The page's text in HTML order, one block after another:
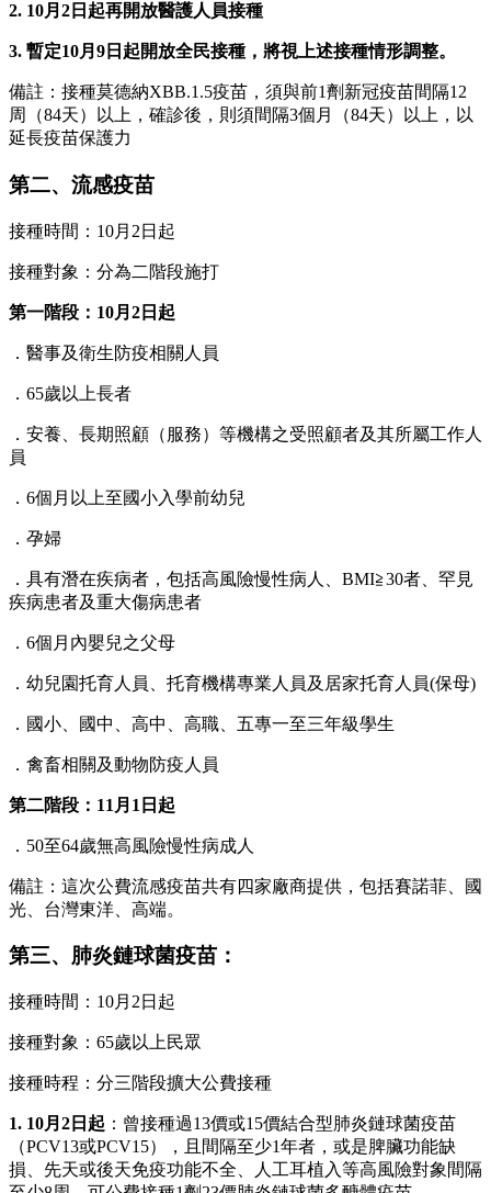
2. 10月2日起再開放醫護人員接種
3. 暫定10月9日起開放全民接種，將視上述接種情形調整。
備註：接種莫德納XBB.1.5疫苗，須與前1劑新冠疫苗間隔12
周（84天）以上，確診後，則須間隔3個月（84天）以上，以
延長疫苗保護力
第二、流感疫苗
接種時間：10月2日起
接種對象：分為二階段施打
第一階段：10月2日起
．醫事及衛生防疫相關人員
．65歲以上長者
．安養、長期照顧（服務）等機構之受照顧者及其所屬工作人
員
．6個月以上至國小入學前幼兒
．孕婦
．具有潛在疾病者，包括高風險慢性病人、BMI≧30者、罕見
疾病患者及重大傷病患者
．6個月內嬰兒之父母
．幼兒園托育人員、托育機構專業人員及居家托育人員(保母)
．國小、國中、高中、高職、五專一至三年級學生
．禽畜相關及動物防疫人員
第二階段：11月1日起
．50至64歲無高風險慢性病成人
備註：這次公費流感疫苗共有四家廠商提供，包括賽諾菲、國
光、台灣東洋、高端。
第三、肺炎鏈球菌疫苗：
接種時間：10月2日起
接種對象：65歲以上民眾
接種時程：分三階段擴大公費接種
1. 10月2日起 ：曾接種過13價或15價結合型肺炎鏈球菌疫苗
（PCV13或PCV15），且間隔至少1年者，或是脾臟功能缺
損、先天或後天免疫功能不全、人工耳植入等高風險對象間隔